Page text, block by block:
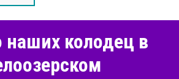
колодец в